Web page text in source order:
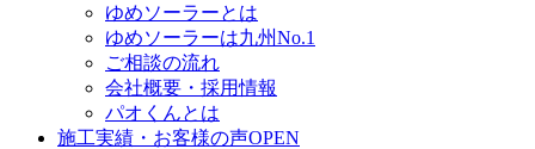
ゆめソーラーとは
ゆめソーラーは九州No.1
ご相談の流れ
会社概要・採用情報
パオくんとは
施工実績・お客様の声OPEN